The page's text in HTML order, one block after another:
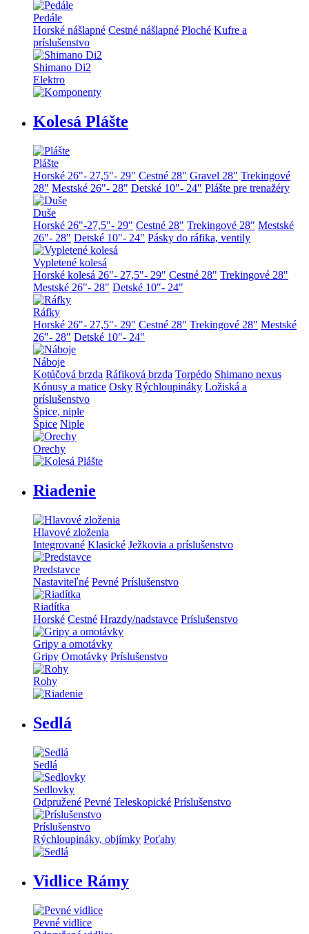
Pedále
Horské nášlapné Cestné nášlapné Ploché Kufre a
príslušenstvo
Shimano Di2
Elektro
Kolesá Plášte
Plášte
Horské 26"- 27,5"- 29" Cestné 28" Gravel 28" Trekingové
28" Mestské 26"- 28" Detské 10"- 24" Plášte pre trenažéry
Duše
Horské 26"-27,5"- 29" Cestné 28" Trekingové 28" Mestské
26"- 28" Detské 10"- 24" Pásky do ráfika, ventily
Vypletené kolesá
Horské kolesá 26"- 27,5"- 29" Cestné 28" Trekingové 28"
Mestské 26"- 28" Detské 10"- 24"
Ráfky
Horské 26"- 27,5"- 29" Cestné 28" Trekingové 28" Mestské
26"- 28" Detské 10"- 24"
Náboje
Kotúčová brzda Ráfiková brzda Torpédo Shimano nexus
Kónusy a matice Osky Rýchloupináky Ložiská a
príslušenstvo
Špice, niple
Špice Niple
Orechy
Riadenie
Hlavové zloženia
Integrované Klasické Ježkovia a príslušenstvo
Predstavce
Nastaviteľné Pevné Príslušenstvo
Riadítka
Horské Cestné Hrazdy/nadstavce Príslušenstvo
Gripy a omotávky
Gripy Omotávky Príslušenstvo
Rohy
Sedlá
Sedlá
Sedlovky
Odpružené Pevné Teleskopické Príslušenstvo
Príslušenstvo
Rýchloupináky, objímky Poťahy
Vidlice Rámy
Pevné vidlice